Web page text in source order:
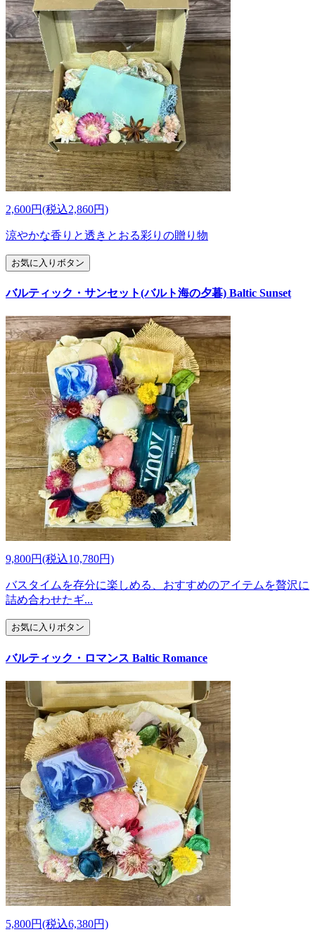
2,600円(税込2,860円)
涼やかな香りと透きとおる彩りの贈り物
お気に入りボタン
バルティック・サンセット(バルト海の夕暮) Baltic Sunset
9,800円(税込10,780円)
バスタイムを存分に楽しめる、おすすめのアイテムを贅沢に
詰め合わせたギ...
お気に入りボタン
バルティック・ロマンス Baltic Romance
5,800円(税込6,380円)